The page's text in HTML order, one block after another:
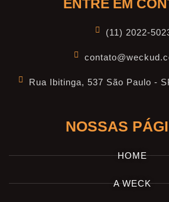
ENTRE EM
(11) 2022-
Rua Ibitinga, 537 São Paulo -
NOSSAS
HOME
A WECK